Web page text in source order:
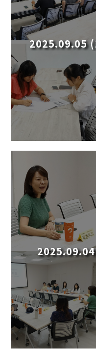
2025.09.05
2025.09.04